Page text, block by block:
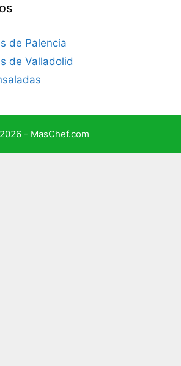
de Palencia
de Valladolid
2026 - MasChef.com